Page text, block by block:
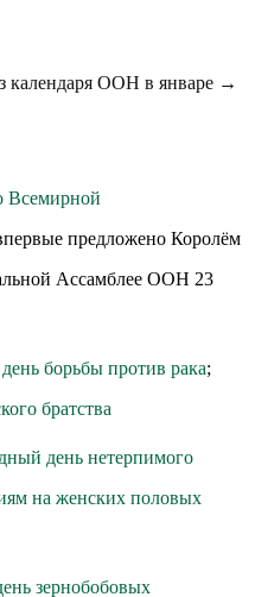
календаря ООН в январе →
Всемирной
предложено Королём
Ассамблее ООН 23
борьбы против рака;
братства
день нетерпимого
на женских половых
зернобобовых